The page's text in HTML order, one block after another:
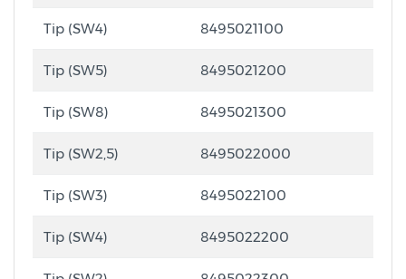
Tip (SW4) 8495021100
Tip (SW5) 8495021200
Tip (SW8) 8495021300
Tip (SW2,5) 8495022000
Tip (SW3) 8495022100
Tip (SW4) 8495022200